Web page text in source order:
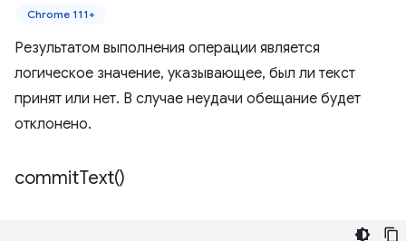
Chrome 111+
Результатом выполнения операции является
логическое значение, указывающее, был ли текст
принят или нет. В случае неудачи обещание будет
отклонено.
commitText()